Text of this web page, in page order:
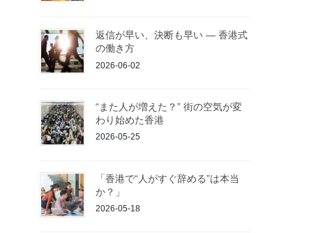
返信が早い、決断も早い ― 香港式
の働き方
2026-06-02
“また人が増えた？” 街の空気が変
わり始めた香港
2026-05-25
「香港で“人がすぐ辞める”は本当
か？」
2026-05-18